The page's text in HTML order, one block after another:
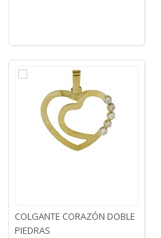
COLGANTE CORAZÓN DOBLE
PIEDRAS